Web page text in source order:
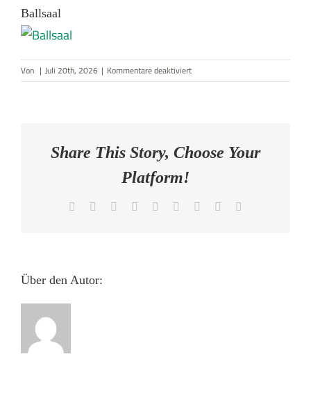
SERVICE
ÜBER UNS
AKTUELLES
Ballsaal
Von | Juli 20th, 2026 | Kommentare deaktiviertfür
Ballsaal
Share This Story, Choose Your
Platform!
Facebook Reddit LinkedInWhatsApp
TumblrPinterest
Über den Autor: